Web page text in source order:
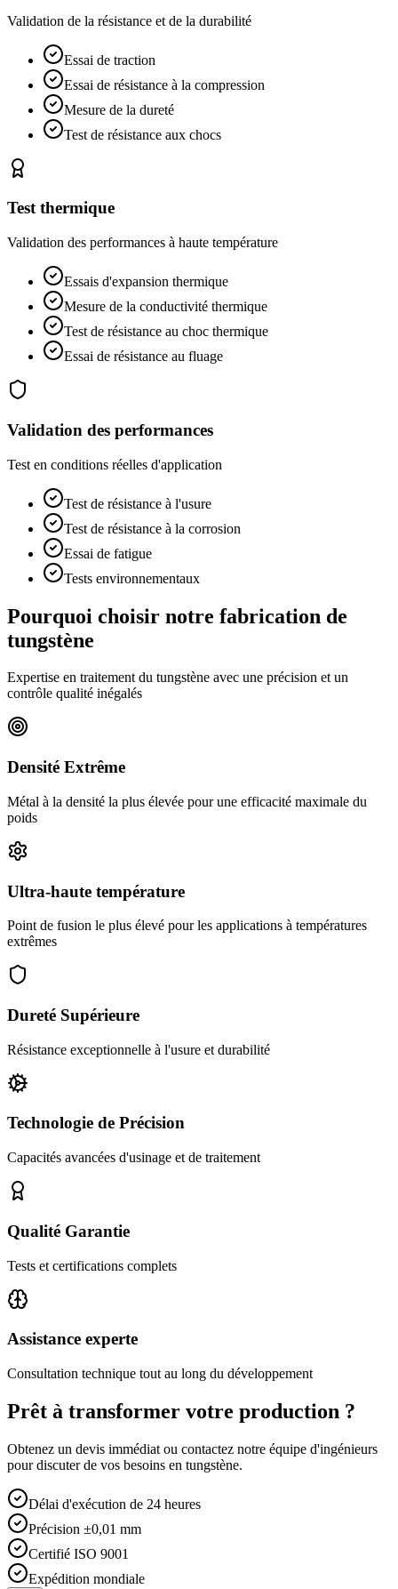
Validation de la résistance et de la durabilité
Essai de traction
Essai de résistance à la compression
Mesure de la dureté
Test de résistance aux chocs
Test thermique
Validation des performances à haute température
Essais d'expansion thermique
Mesure de la conductivité thermique
Test de résistance au choc thermique
Essai de résistance au fluage
Validation des performances
Test en conditions réelles d'application
Test de résistance à l'usure
Test de résistance à la corrosion
Essai de fatigue
Tests environnementaux
Pourquoi choisir notre fabrication de
tungstène
Expertise en traitement du tungstène avec une précision et un
contrôle qualité inégalés
Densité Extrême
Métal à la densité la plus élevée pour une efficacité maximale du
poids
Ultra-haute température
Point de fusion le plus élevé pour les applications à températures
extrêmes
Dureté Supérieure
Résistance exceptionnelle à l'usure et durabilité
Technologie de Précision
Capacités avancées d'usinage et de traitement
Qualité Garantie
Tests et certifications complets
Assistance experte
Consultation technique tout au long du développement
Prêt à transformer votre production ?
Obtenez un devis immédiat ou contactez notre équipe d'ingénieurs
pour discuter de vos besoins en tungstène.
Délai d'exécution de 24 heures
Précision ±0,01 mm
Certifié ISO 9001
Expédition mondiale